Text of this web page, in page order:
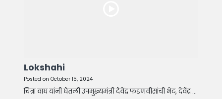
Lokshahi
Posted on October 15, 2024
चित्रा वाघ यांनी घेतली उपमुख्यमंत्री देवेंद्र फडणवीसांची भेट, देवेंद्र ...